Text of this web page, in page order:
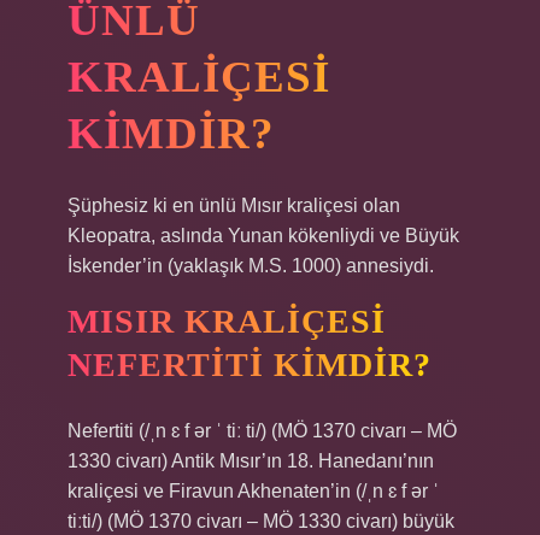
ÜNLÜ
KRALIÇESI
KIMDIR?
Şüphesiz ki en ünlü Mısır kraliçesi olan
Kleopatra, aslında Yunan kökenliydi ve Büyük
İskender’in (yaklaşık M.S. 1000) annesiydi.
MISIR KRALIÇESI
NEFERTITI KIMDIR?
Nefertiti (/ˌn ɛ f ər ˈ tiː ti/) (MÖ 1370 civarı – MÖ
1330 civarı) Antik Mısır’ın 18. Hanedanı’nın
kraliçesi ve Firavun Akhenaten’in (/ˌn ɛ f ər ˈ
tiːti/) (MÖ 1370 civarı – MÖ 1330 civarı) büyük